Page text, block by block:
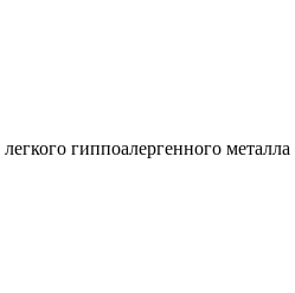
гиппоалергенного